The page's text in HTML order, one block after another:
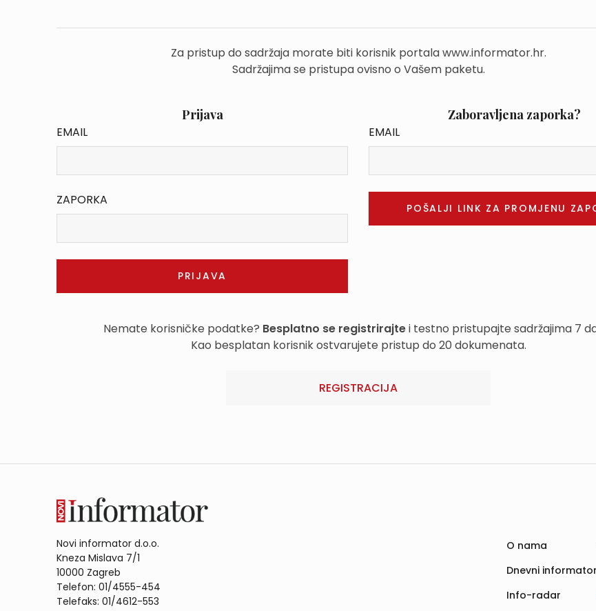
Za pristup do sadržaja morate biti korisnik portala www.informator.hr.
Sadržajima se pristupa ovisno o Vašem paketu.
Prijava
EMAIL
ZAPORKA
Zaboravljena zaporka?
EMAIL
Nemate korisničke podatke? Besplatno se registrirajtei testno pristupajte sadržajima 7
Kao besplatan korisnik ostvarujete pristup do 20 dokumenata.
REGISTRACIJA
Novi informator d.o.o.
Kneza Mislava 7/1
10000 Zagreb
Telefon: 01/4555-454
Telefaks: 01/4612-553
O nama
Dnevni informator
Info-radar